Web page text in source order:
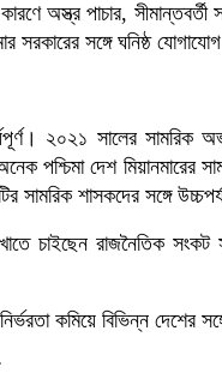
অস্ত্র পাচার,
সরকারের সঙ্গে ঘনিষ্ঠ
২০২১ সালের সামরিক
পশ্চিমা দেশ মিয়ানমারের
সামরিক শাসকদের সঙ্গে
চাইছেন রাজনৈতিক
কমিয়ে বিভিন্ন দেশের